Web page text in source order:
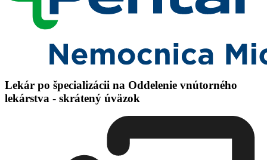
Lekár po špecializácii na Oddelenie vnútorného
lekárstva - skrátený úväzok